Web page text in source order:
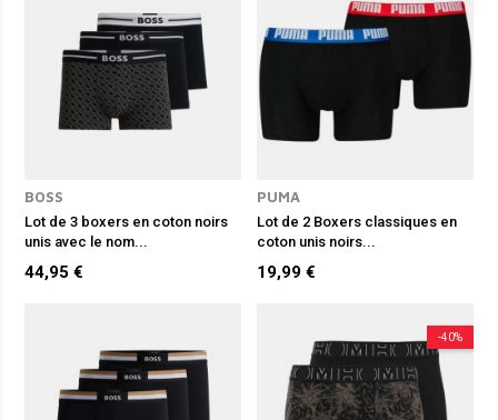
BOSS
Lot de 3 boxers en coton noirs
unis avec le nom...
44,95 €
PUMA
Lot de 2 Boxers classiques en
coton unis noirs...
19,99 €
-40%